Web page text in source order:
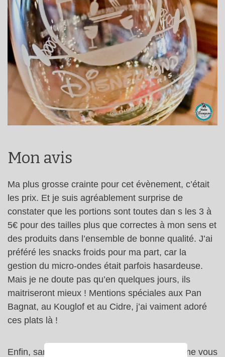
Mon avis
Ma plus grosse crainte pour cet évènement, c’était
les prix. Et je suis agréablement surprise de
constater que les portions sont toutes dan s les 3 à
5€ pour des tailles plus que correctes à mon sens et
des produits dans l’ensemble de bonne qualité. J’ai
préféré les snacks froids pour ma part, car la
gestion du micro-ondes était parfois hasardeuse.
Mais je ne doute pas qu’en quelques jours, ils
maitriseront mieux ! Mentions spéciales aux Pan
Bagnat, au Kouglof et au Cidre, j’ai vaiment adoré
ces plats là !
Enfin, sans y avoir goûté, je peux quand même vous